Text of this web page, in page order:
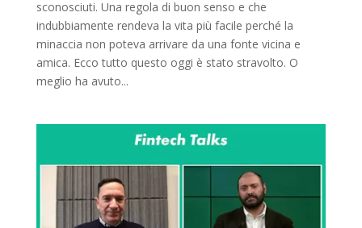
sconosciuti. Una regola di buon senso e che
indubbiamente rendeva la vita più facile perché la
minaccia non poteva arrivare da una fonte vicina e
amica. Ecco tutto questo oggi è stato stravolto. O
meglio ha avuto...